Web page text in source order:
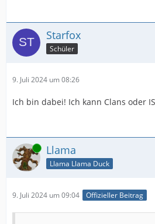
Starfox
Schüler
9. Juli 2024 um 08:26
Ich bin dabei! Ich kann Clans oder
Online Llama
Llama Llama Duck
9. Juli 2024 um 09:04 Offizieller Beitrag